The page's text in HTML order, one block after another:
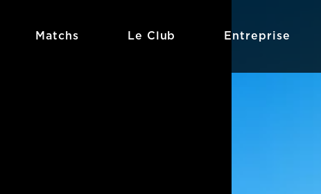
Matchs Le Club Entreprise